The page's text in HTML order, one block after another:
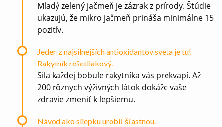
Mladý zelený jačmeň je zázrak z prírody. Štúdie
ukazujú, že mikro jačmeň prináša minimálne 15
pozitív.
Jeden z najsilnejších antioxidantov sveta je tu!
Rakytník rešetliakový.
Sila každej bobule rakytníka vás prekvapí. Až
200 rôznych výživných látok dokáže vaše
zdravie zmeniť k lepšiemu.
Návod ako sliepku urobiť šťastnou.